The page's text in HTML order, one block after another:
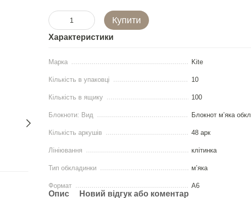
Купити
Характеристики
Марка Kite
Кількість в упаковці 10
Кількість в ящику 100
Блокноти: Вид Блокнот м’яка
Кількість аркушів 48 арк
Лініювання клітинка
Тип обкладинки м’яка
Формат А6
Опис Новий відгук або коментар